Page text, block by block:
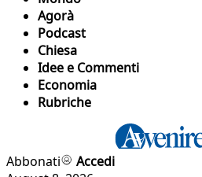
Agorà
Podcast
Chiesa
Idee e Commenti
Economia
Rubriche
Abbonati
Accedi